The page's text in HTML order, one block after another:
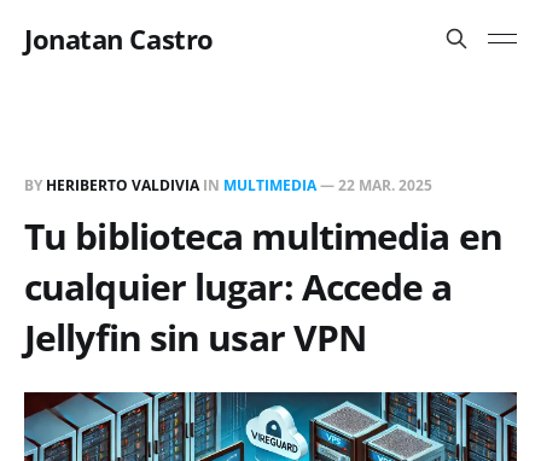
Jonatan Castro
BY HERIBERTO VALDIVIAIN MULTIMEDIA—22 MAR. 2025
Tu biblioteca multimedia en
cualquier lugar: Accede a
Jellyfin sin usar VPN